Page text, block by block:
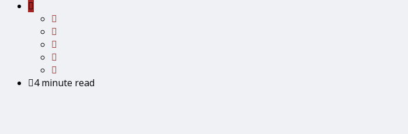
4 minute read